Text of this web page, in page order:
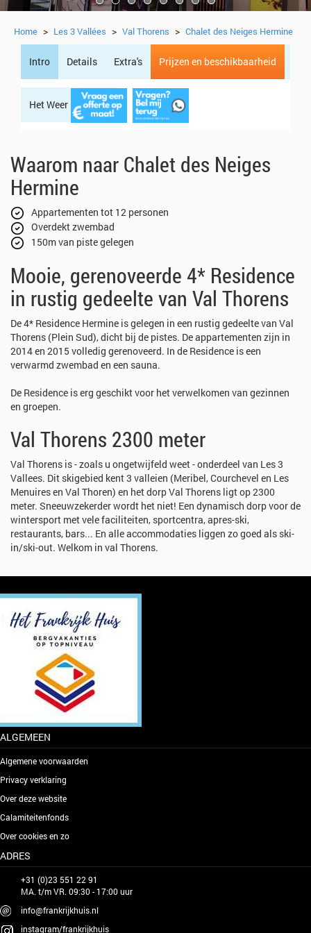
Home > Les 3 Vallées > Val Thorens > Chalet des Neiges Hermine
Intro Details Extra's Prijzen en beschikbaarheid
Het Weer Regio
Waarom naar Chalet des Neiges
Hermine
Appartementen tot 12 personen
Overdekt zwembad
150m van piste gelegen
Mooie, gerenoveerde 4* Residence
in rustig gedeelte van Val Thorens
De 4* Residence Hermine is gelegen in een rustig gedeelte van Val
Thorens (Plein Sud), dicht bij de pistes. De appartementen zijn in
2014 en 2015 volledig gerenoveerd. In de Residence is een
verwarmd zwembad en een sauna.
De Residence is erg geschikt voor het verwelkomen van gezinnen
en groepen.
Val Thorens 2300 meter
Val Thorens is - zoals u ongetwijfeld weet - onderdeel van Les 3
Vallees. Dit skigebied kent 3 valleien (Meribel, Courchevel en Les
Menuires en Val Thoren) en het dorp Val Thorens ligt op 2300
meter. Sneeuwzekerder wordt het niet! Een dynamisch dorp voor de
wintersport met vele faciliteiten, sportcentra, apres-ski,
restaurants, bars... En alle accommodaties liggen zo goed als ski-
in/ski-out. Welkom in val Thorens.
ALGEMEEN
Algemene voorwaarden
Privacy verklaring
Over deze website
Calamiteitenfonds
Over cookies en zo
ADRES
+31 (0)23 551 22 91
MA. t/m VR. 09:30 - 17:00 uur
info@frankrijkhuis.nl
instagram/frankrijkhuis